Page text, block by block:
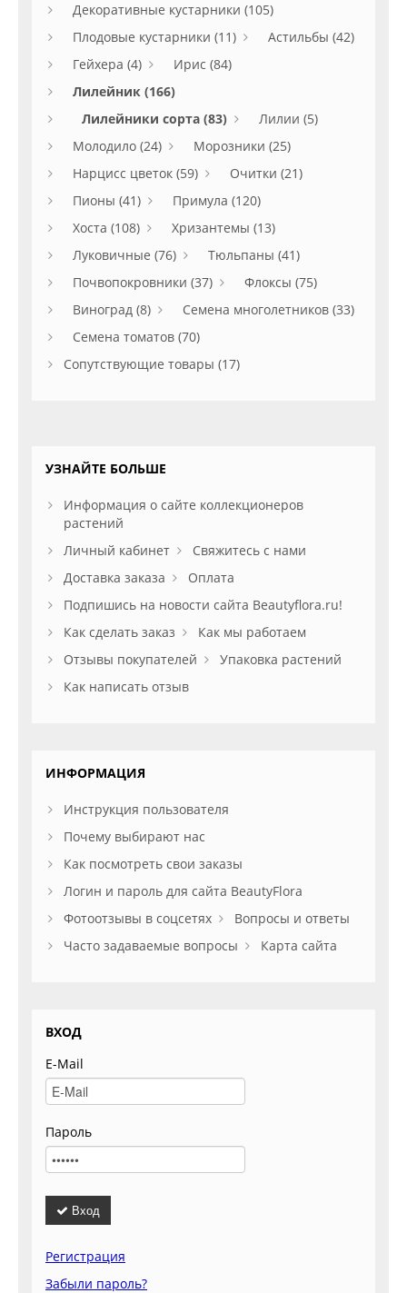
Декоративные кустарники (105)
Плодовые кустарники (11)
Астильбы (42)
Гейхера (4)
Ирис (84)
Лилейник (166)
Лилейники сорта (83)
Лилии (5)
Молодило (24)
Морозники (25)
Нарцисс цветок (59)
Очитки (21)
Пионы (41)
Примула (120)
Хоста (108)
Хризантемы (13)
Луковичные (76)
Тюльпаны (41)
Почвопокровники (37)
Флоксы (75)
Виноград (8)
Семена многолетников (33)
Семена томатов (70)
Сопутствующие товары (17)
УЗНАЙТЕ БОЛЬШЕ
Информация о сайте коллекционеров
растений
Личный кабинет
Свяжитесь с нами
Доставка заказа
Оплата
Подпишись на новости сайта Beautyflora.ru!
Как сделать заказ
Как мы работаем
Отзывы покупателей
Упаковка растений
Как написать отзыв
ИНФОРМАЦИЯ
Инструкция пользователя
Почему выбирают нас
Как посмотреть свои заказы
Логин и пароль для сайта BeautyFlora
Фотоотзывы в соцсетях
Вопросы и ответы
Часто задаваемые вопросы
Карта сайта
ВХОД
E-Mail
Пароль
Вход
Регистрация
Забыли пароль?